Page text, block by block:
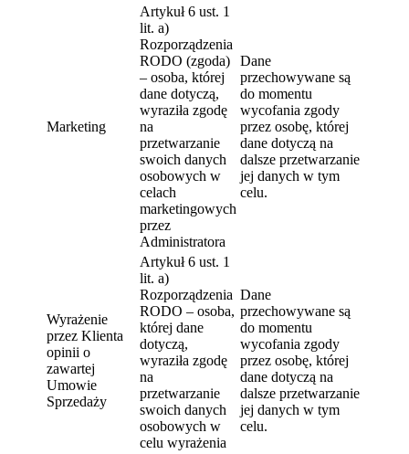
Marketing
Artykuł 6 ust. 1
lit. a)
Rozporządzenia
RODO (zgoda)
– osoba, której
dane dotyczą,
wyraziła zgodę
na
przetwarzanie
swoich danych
osobowych w
celach
marketingowych
przez
Administratora
Dane
przechowywane są
do momentu
wycofania zgody
przez osobę, której
dane dotyczą na
dalsze przetwarzanie
jej danych w tym
celu.
Wyrażenie
przez Klienta
opinii o
zawartej
Umowie
Sprzedaży
Artykuł 6 ust. 1
lit. a)
Rozporządzenia
RODO – osoba,
której dane
dotyczą,
wyraziła zgodę
na
przetwarzanie
swoich danych
osobowych w
celu wyrażenia
Dane
przechowywane są
do momentu
wycofania zgody
przez osobę, której
dane dotyczą na
dalsze przetwarzanie
jej danych w tym
celu.